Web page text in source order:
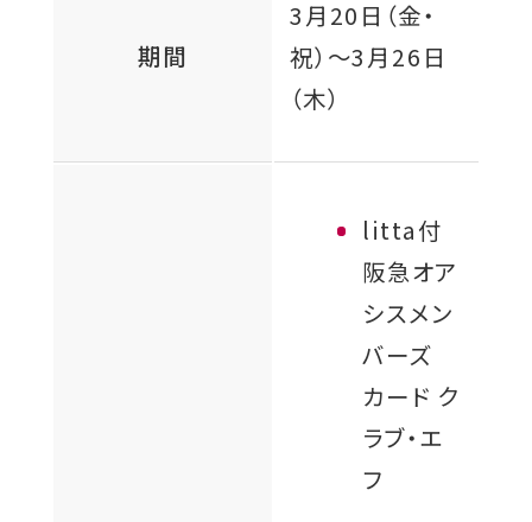
期間
3月20日（金・
祝） ～3月26日
（木）
litta付
阪急オア
シスメン
バーズ
カード ク
ラブ・エ
フ